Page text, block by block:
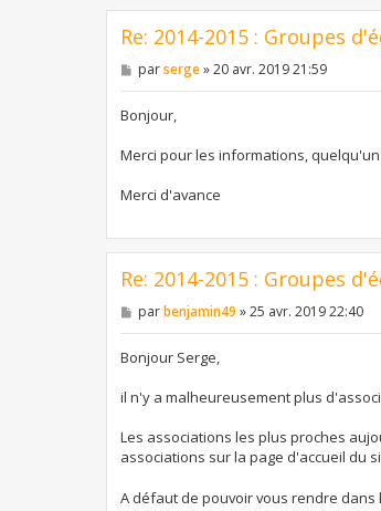
Re: 2014-2015 : Groupes
M
e
s
e
parserge»20 avr. 2019 21:59
Bonjour,
Merci pour les informations,
Merci d'avance
Re: 2014-2015 : Groupes
M
e
s
e
parbenjamin49 »25 avr. 2019 22:40
Bonjour Serge,
il n'y a malheureusement plus
Les associations les plus proches
associations sur la page d'accueil du
A défaut de pouvoir vous rendre